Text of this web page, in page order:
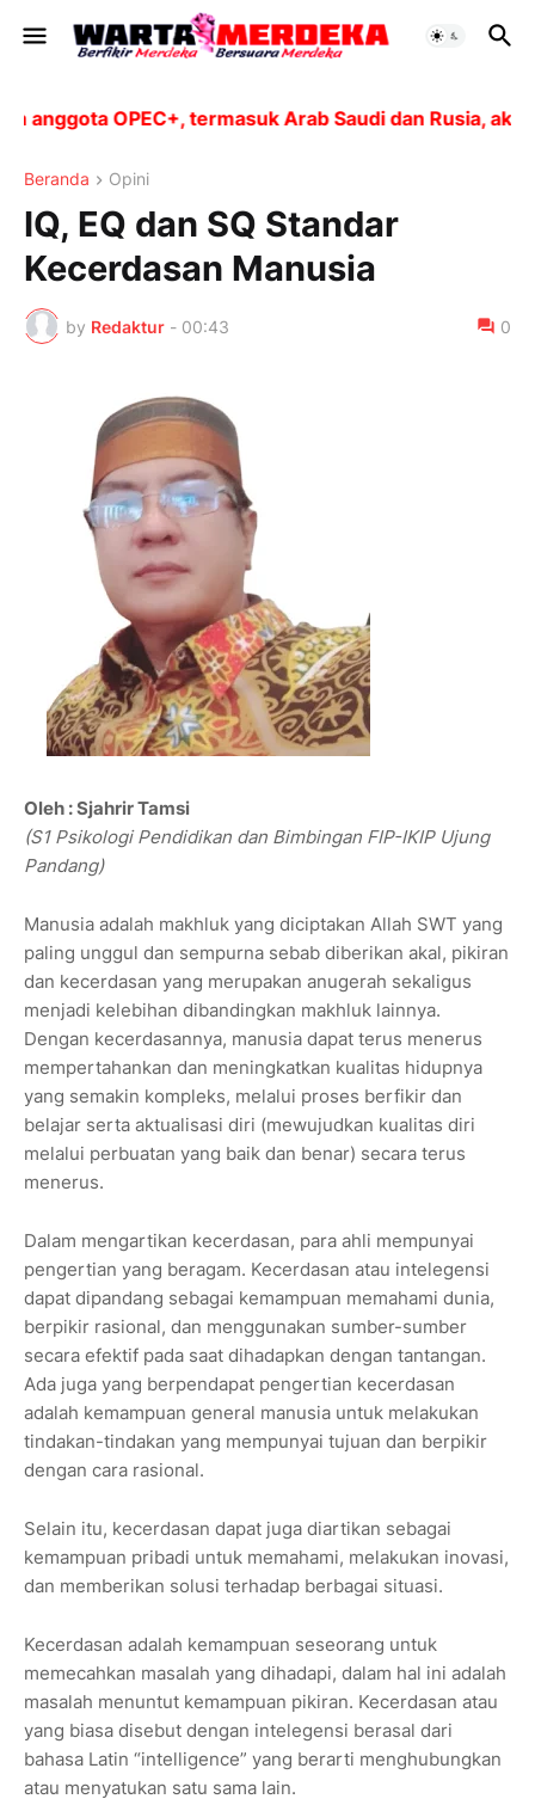
OPEC+, termasuk Arab Saudi dan Rusia, akan
Beranda Opini
IQ, EQ dan SQ Standar
Kecerdasan Manusia
by Redaktur - 00:43 0
Oleh : Sjahrir Tamsi
(S1 Psikologi Pendidikan dan Bimbingan FIP-IKIP Ujung
Pandang)
Manusia adalah makhluk yang diciptakan Allah SWT yang
paling unggul dan sempurna sebab diberikan akal, pikiran
dan kecerdasan yang merupakan anugerah sekaligus
menjadi kelebihan dibandingkan makhluk lainnya.
Dengan kecerdasannya, manusia dapat terus menerus
mempertahankan dan meningkatkan kualitas hidupnya
yang semakin kompleks, melalui proses berfikir dan
belajar serta aktualisasi diri (mewujudkan kualitas diri
melalui perbuatan yang baik dan benar) secara terus
menerus.
Dalam mengartikan kecerdasan, para ahli mempunyai
pengertian yang beragam. Kecerdasan atau intelegensi
dapat dipandang sebagai kemampuan memahami dunia,
berpikir rasional, dan menggunakan sumber-sumber
secara efektif pada saat dihadapkan dengan tantangan.
Ada juga yang berpendapat pengertian kecerdasan
adalah kemampuan general manusia untuk melakukan
tindakan-tindakan yang mempunyai tujuan dan berpikir
dengan cara rasional.
Selain itu, kecerdasan dapat juga diartikan sebagai
kemampuan pribadi untuk memahami, melakukan inovasi,
dan memberikan solusi terhadap berbagai situasi.
Kecerdasan adalah kemampuan seseorang untuk
memecahkan masalah yang dihadapi, dalam hal ini adalah
masalah menuntut kemampuan pikiran. Kecerdasan atau
yang biasa disebut dengan intelegensi berasal dari
bahasa Latin “intelligence” yang berarti menghubungkan
atau menyatukan satu sama lain.